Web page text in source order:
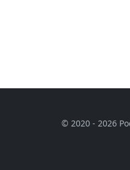
© 2020 - 2026